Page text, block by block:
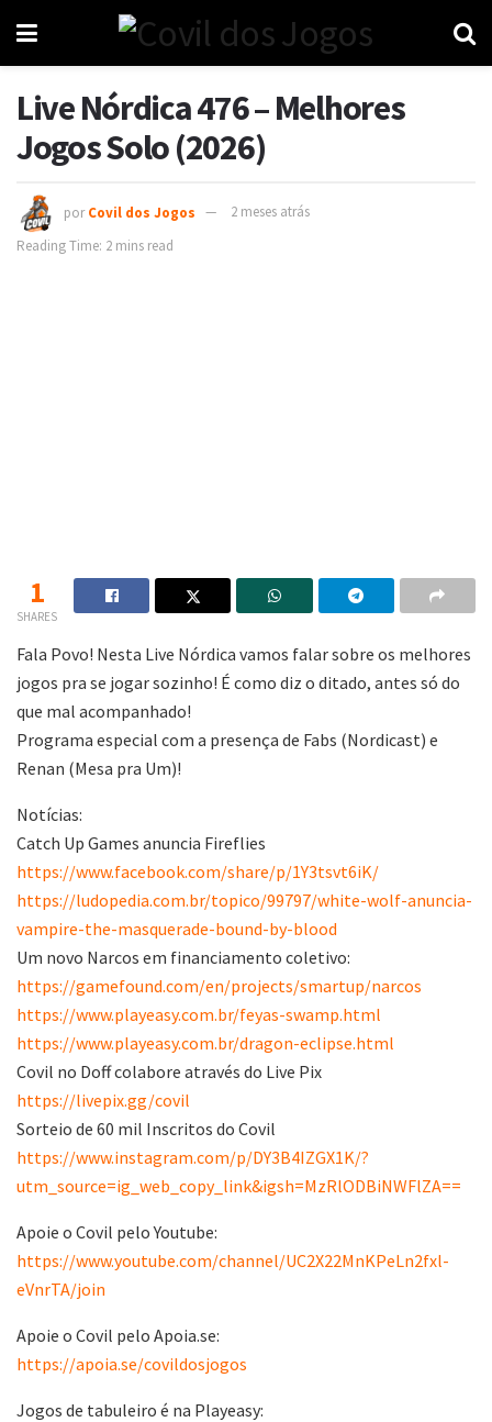
Live Nórdica 476 – Melhores
Jogos Solo (2026)
por Covil dos Jogos
2 meses atrás
Reading Time: 2 mins read
1
SHARES
Fala Povo! Nesta Live Nórdica vamos falar sobre os melhores
jogos pra se jogar sozinho! É como diz o ditado, antes só do
que mal acompanhado!
Programa especial com a presença de Fabs (Nordicast) e
Renan (Mesa pra Um)!
Notícias:
Catch Up Games anuncia Fireflies
https://www.facebook.com/share/p/1Y3tsvt6iK/
https://ludopedia.com.br/topico/99797/white-wolf-anuncia-
vampire-the-masquerade-bound-by-blood
Um novo Narcos em financiamento coletivo:
https://gamefound.com/en/projects/smartup/narcos
https://www.playeasy.com.br/feyas-swamp.html
https://www.playeasy.com.br/dragon-eclipse.html
Covil no Doff colabore através do Live Pix
https://livepix.gg/covil
Sorteio de 60 mil Inscritos do Covil
https://www.instagram.com/p/DY3B4IZGX1K/?
utm_source=ig_web_copy_link&igsh=MzRlODBiNWFlZA==
Apoie o Covil pelo Youtube:
https://www.youtube.com/channel/UC2X22MnKPeLn2fxl-
eVnrTA/join
Apoie o Covil pelo Apoia.se:
https://apoia.se/covildosjogos
Jogos de tabuleiro é na Playeasy: